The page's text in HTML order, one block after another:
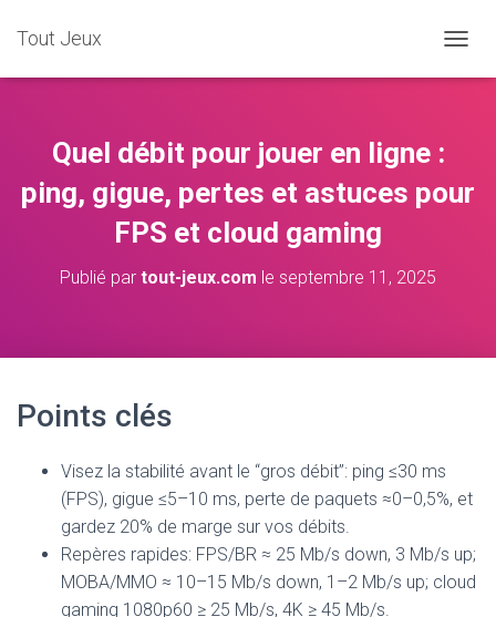
Tout Jeux
Quel débit pour jouer en ligne :
ping, gigue, pertes et astuces pour
FPS et cloud gaming
Publié par tout-jeux.com le septembre 11, 2025
Points clés
Visez la stabilité avant le “gros débit”: ping ≤30 ms
(FPS), gigue ≤5–10 ms, perte de paquets ≈0–0,5%, et
gardez 20% de marge sur vos débits.
Repères rapides: FPS/BR ≈ 25 Mb/s down, 3 Mb/s up;
MOBA/MMO ≈ 10–15 Mb/s down, 1–2 Mb/s up; cloud
gaming 1080p60 ≥ 25 Mb/s, 4K ≥ 45 Mb/s.